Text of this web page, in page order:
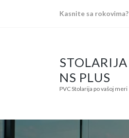
Kasnite sa rokovima?
STOLARIJA
NS PLUS
PVC Stolarija po vašoj meri